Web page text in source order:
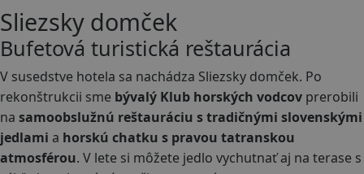
Sliezsky domček
Bufetová turistická reštaurácia
V susedstve hotela sa nachádza Sliezsky domček. Po
rekonštrukcii sme bývalý Klub horských vodcov prerobili
na samoobslužnú reštauráciu s tradičnými slovenskými
jedlami a horskú chatku s pravou tatranskou
atmosférou. V lete si môžete jedlo vychutnať aj na terase s